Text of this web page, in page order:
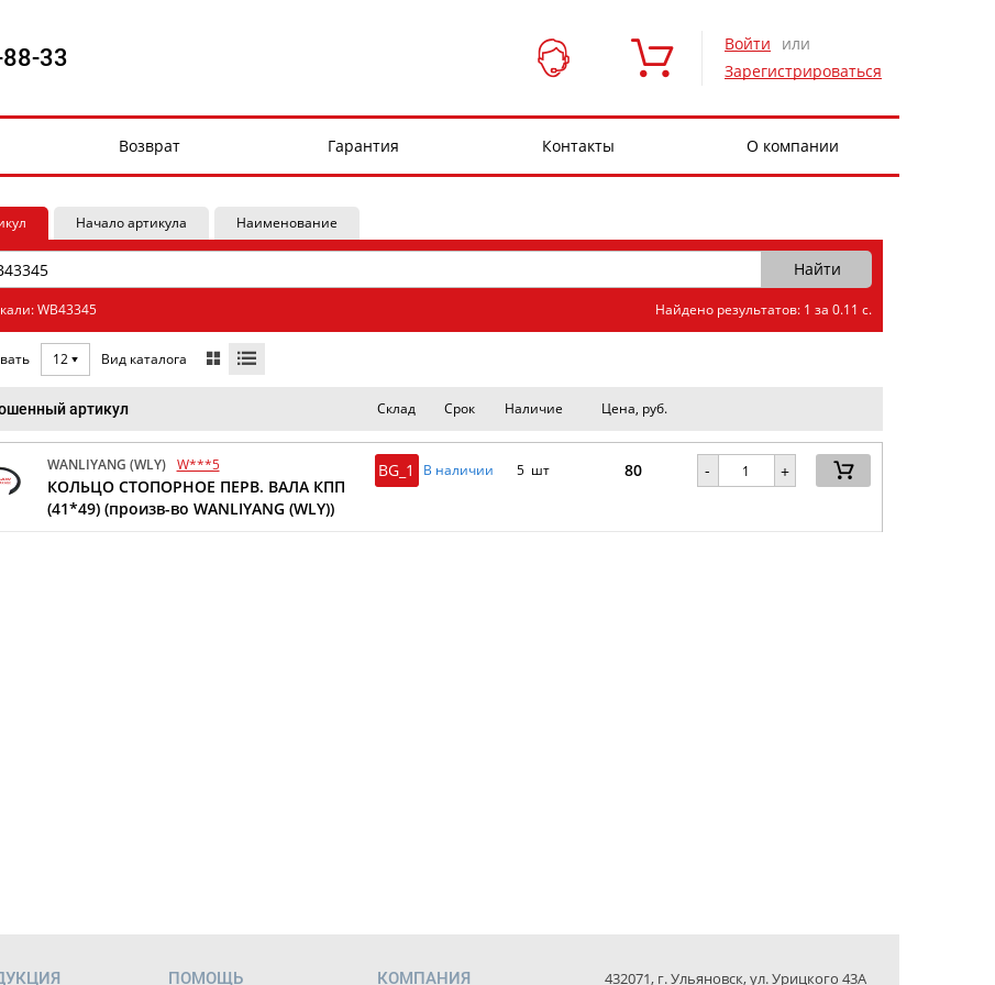
33 Войти
или
Зарегистрироваться
Возврат Гарантия Контакты О компании
Начало артикула Наименование
WB43345 Найдено результатов: 1 за 0.11 с.
12 Вид каталога
артикул Склад Срок Наличие Цена, руб.
WANLIYANG (WLY) W***5
КОЛЬЦО СТОПОРНОЕ ПЕРВ. ВАЛА КПП
(41*49) (произв-во WANLIYANG (WLY))
BG_1 В наличии 5 шт 80 - +
ПОМОЩЬ КОМПАНИЯ 432071, г. Ульяновск, ул. Урицкого 43А